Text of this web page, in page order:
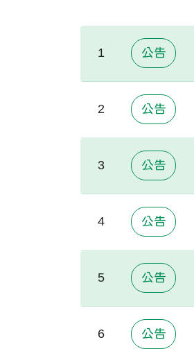
1 公告
2 公告
3 公告
4 公告
5 公告
6 公告